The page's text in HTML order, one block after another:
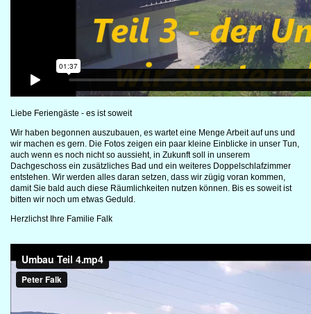
Liebe Feriengäste - es ist soweit
Wir haben begonnen auszubauen, es wartet eine Menge Arbeit auf uns und
wir machen es gern. Die Fotos zeigen ein paar kleine Einblicke in unser Tun,
auch wenn es noch nicht so aussieht, in Zukunft soll in unserem
Dachgeschoss ein zusätzliches Bad und ein weiteres Doppelschlafzimmer
entstehen. Wir werden alles daran setzen, dass wir zügig voran kommen,
damit Sie bald auch diese Räumlichkeiten nutzen können. Bis es soweit ist
bitten wir noch um etwas Geduld.
Herzlichst Ihre Familie Falk